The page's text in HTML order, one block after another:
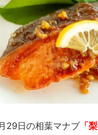
29日の相葉マナブ「